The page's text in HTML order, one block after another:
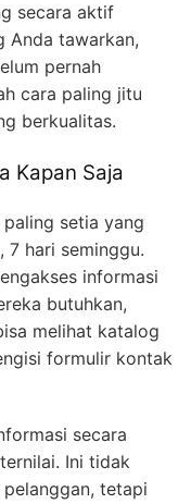
secara aktif
Anda tawarkan,
pernah
cara paling jitu
berkualitas.
Kapan Saja
setia yang
7 hari seminggu.
informasi
butuhkan,
melihat katalog
formulir kontak
secara
Ini tidak
tetapi